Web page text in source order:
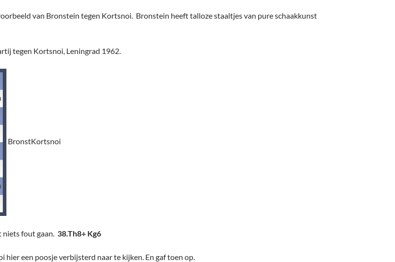
van Bronstein tegen Kortsnoi. Bronstein heeft talloze staaltjes van pure schaakkunst
tegen Kortsnoi, Leningrad 1962.
BronstKortsnoi
niets fout gaan. 38.Th8+ Kg6
hier een poosje verbijsterd naar te kijken. En gaf toen op.